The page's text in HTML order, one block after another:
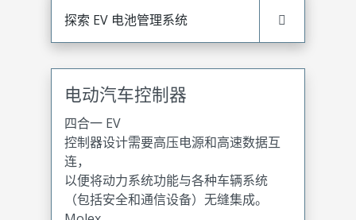
探索 EV 电池管理系统
电动汽车控制器
四合一 EV
控制器设计需要高压电源和高速数据互
连，
以便将动力系统功能与各种车辆系统
（包括安全和通信设备）无缝集成。